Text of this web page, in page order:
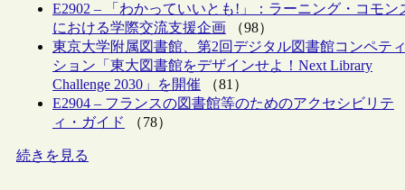
E2902 – 「わかっていいとも!」：ラーニング・コモン
における学際交流支援企画 （98）
東京大学附属図書館、第2回デジタル図書館コンペティ
ション「東大図書館をデザインせよ！Next Library
Challenge 2030」を開催 （81）
E2904 – フランスの図書館等のためのアクセシビリテ
ィ・ガイド
（78）
続きを見る